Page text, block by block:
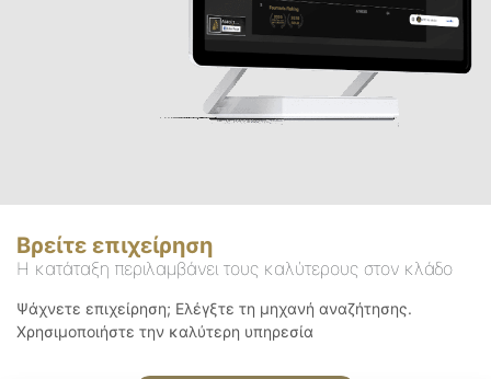
Βρείτε επιχείρηση
Η κατάταξη περιλαμβάνει τους καλύτερους στον κλάδο
Ψάχνετε επιχείρηση; Ελέγξτε τη μηχανή αναζήτησης.
Χρησιμοποιήστε την καλύτερη υπηρεσία